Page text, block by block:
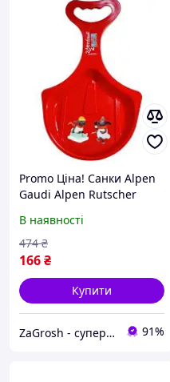
Promo Ціна! Санки Alpen
Gaudi Alpen Rutscher
на ZaGrosh.com.ua
В наявності
166₴
474 ₴
Купити
ZaGrosh - супермаркет низьких цін 91%